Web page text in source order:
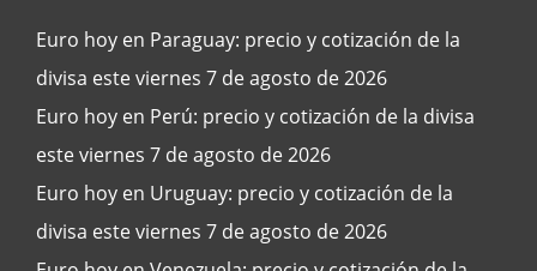
Euro hoy en Paraguay: precio y cotización de la
divisa este viernes 7 de agosto de 2026
Euro hoy en Perú: precio y cotización de la divisa
este viernes 7 de agosto de 2026
Euro hoy en Uruguay: precio y cotización de la
divisa este viernes 7 de agosto de 2026